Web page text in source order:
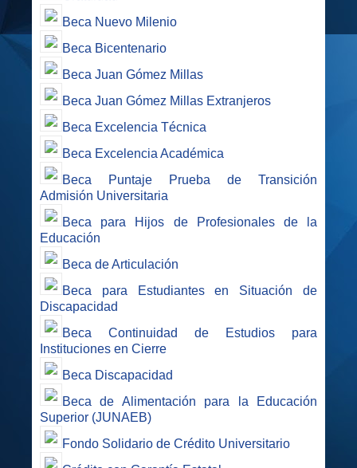
Beca Nuevo Milenio
Beca Bicentenario
Beca Juan Gómez Millas
Beca Juan Gómez Millas Extranjeros
Beca Excelencia Técnica
Beca Excelencia Académica
Beca Puntaje Prueba de Transición
Admisión Universitaria
Beca para Hijos de Profesionales de la
Educación
Beca de Articulación
Beca para Estudiantes en Situación de
Discapacidad
Beca Continuidad de Estudios para
Instituciones en Cierre
Beca Discapacidad
Beca de Alimentación para la Educación
Superior (JUNAEB)
Fondo Solidario de Crédito Universitario